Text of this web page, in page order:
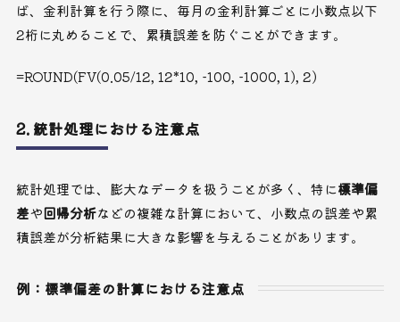
ば、金利計算を行う際に、毎月の金利計算ごとに小数点以下
2桁に丸めることで、累積誤差を防ぐことができます。
=ROUND(FV(0.05/12, 12*10, -100, -1000, 1), 2)
2. 統計処理における注意点
統計処理では、膨大なデータを扱うことが多く、特に標準偏
差や回帰分析などの複雑な計算において、小数点の誤差や累
積誤差が分析結果に大きな影響を与えることがあります。
例：標準偏差の計算における注意点